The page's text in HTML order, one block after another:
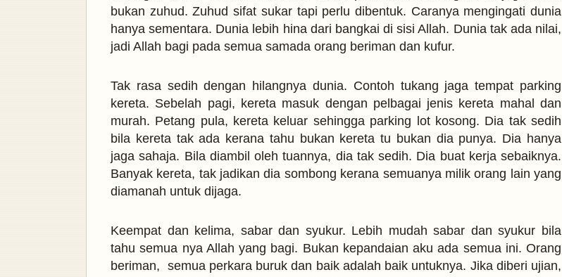
bukan zuhud. Zuhud sifat sukar tapi perlu dibentuk. Caranya mengingati dunia
hanya sementara. Dunia lebih hina dari bangkai di sisi Allah. Dunia tak ada nilai,
jadi Allah bagi pada semua samada orang beriman dan kufur.
Tak rasa sedih dengan hilangnya dunia. Contoh tukang jaga tempat parking
kereta. Sebelah pagi, kereta masuk dengan pelbagai jenis kereta mahal dan
murah. Petang pula, kereta keluar sehingga parking lot kosong. Dia tak sedih
bila kereta tak ada kerana tahu bukan kereta tu bukan dia punya. Dia hanya
jaga sahaja. Bila diambil oleh tuannya, dia tak sedih. Dia buat kerja sebaiknya.
Banyak kereta, tak jadikan dia sombong kerana semuanya milik orang lain yang
diamanah untuk dijaga.
Keempat dan kelima, sabar dan syukur. Lebih mudah sabar dan syukur bila
tahu semua nya Allah yang bagi. Bukan kepandaian aku ada semua ini. Orang
beriman, semua perkara buruk dan baik adalah baik untuknya. Jika diberi ujian,